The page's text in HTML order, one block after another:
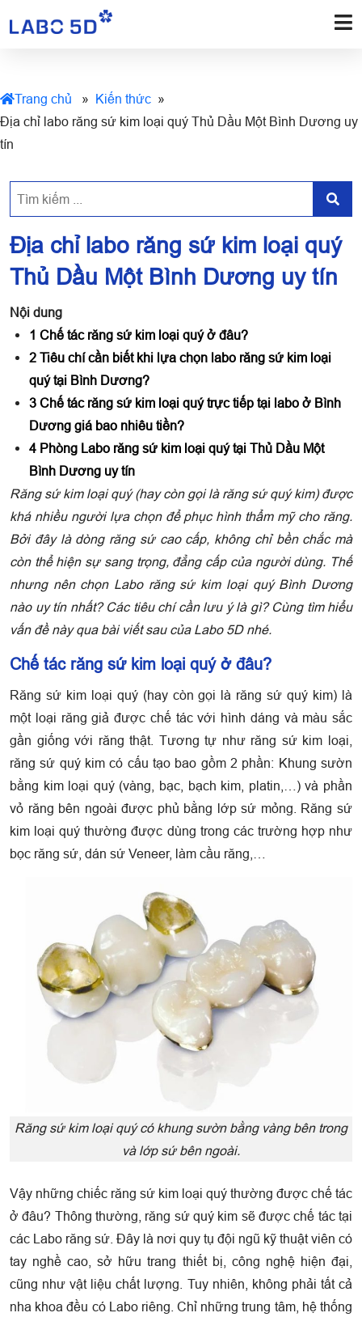
Trang chủ » Kiến thức »
Địa chỉ labo răng sứ kim loại quý Thủ Dầu Một Bình Dương uy
tín
Địa chỉ labo răng sứ kim loại quý
Thủ Dầu Một Bình Dương uy tín
Nội dung
1 Chế tác răng sứ kim loại quý ở đâu?
2 Tiêu chí cần biết khi lựa chọn labo răng sứ kim loại
quý tại Bình Dương?
3 Chế tác răng sứ kim loại quý trực tiếp tại labo ở Bình
Dương giá bao nhiêu tiền?
4 Phòng Labo răng sứ kim loại quý tại Thủ Dầu Một
Bình Dương uy tín
Răng sứ kim loại quý (hay còn gọi là răng sứ quý kim) được
khá nhiều người lựa chọn để phục hình thẩm mỹ cho răng.
Bởi đây là dòng răng sứ cao cấp, không chỉ bền chắc mà
còn thể hiện sự sang trọng, đẳng cấp của người dùng. Thế
nhưng nên chọn Labo răng sứ kim loại quý Bình Dương
nào uy tín nhất? Các tiêu chí cần lưu ý là gì? Cùng tìm hiểu
vấn đề này qua bài viết sau của Labo 5D nhé.
Chế tác răng sứ kim loại quý ở đâu?
Răng sứ kim loại quý (hay còn gọi là răng sứ quý kim) là
một loại răng giả được chế tác với hình dáng và màu sắc
gần giống với răng thật. Tương tự như răng sứ kim loại,
răng sứ quý kim có cấu tạo bao gồm 2 phần: Khung sườn
bằng kim loại quý (vàng, bạc, bạch kim, platin,…) và phần
vỏ răng bên ngoài được phủ bằng lớp sứ mỏng. Răng sứ
kim loại quý thường được dùng trong các trường hợp như
bọc răng sứ, dán sứ Veneer, làm cầu răng,…
Răng sứ kim loại quý có khung sườn bằng vàng bên trong
và lớp sứ bên ngoài.
Vậy những chiếc răng sứ kim loại quý thường được chế tác
ở đâu? Thông thường, răng sứ quý kim sẽ được chế tác tại
các Labo răng sứ. Đây là nơi quy tụ đội ngũ kỹ thuật viên có
tay nghề cao, sở hữu trang thiết bị, công nghệ hiện đại,
cũng như vật liệu chất lượng. Tuy nhiên, không phải tất cả
nha khoa đều có Labo riêng. Chỉ những trung tâm, hệ thống